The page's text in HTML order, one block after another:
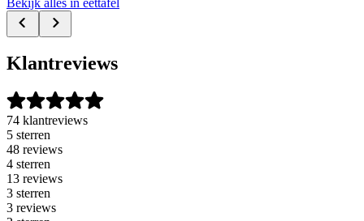
Klantreviews
74 klantreviews
5 sterren
48 reviews
4 sterren
13 reviews
3 sterren
3 reviews